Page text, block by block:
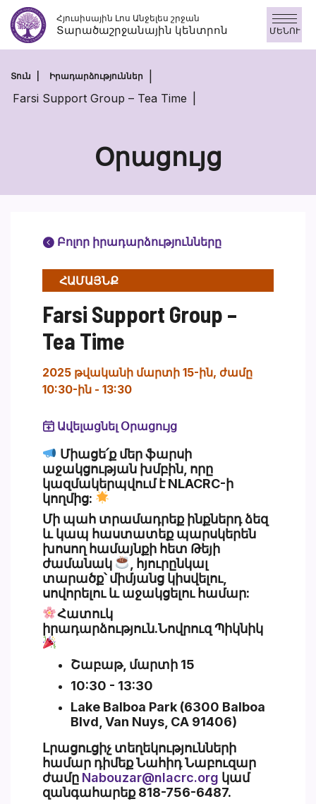
Անցնել
բովանդակությանըՀյուսիսային Լոս Անջելես շրջան
Տարածաշրջանային կենտրոն ՄԵՆՈՒ
Տուն Իրադարձություններ
Farsi Support Group – Tea Time
Օրացույց
Բոլոր իրադարձությունները
ՀԱՄԱՅՆՔ
Farsi Support Group –
Tea Time
2025 թվականի մարտի 15-ին, ժամը
10:30-ին - 13:30
Ավելացնել Օրացույց
Section heading
Միացե՛ք մեր ֆարսի
աջակցության խմբին, որը
կազմակերպվում է NLACRC-ի
կողմից:
Մի պահ տրամադրեք ինքներդ ձեզ
և կապ հաստատեք պարսկերեն
խոսող համայնքի հետ Թեյի
ժամանակ
, հյուրընկալ
տարածք՝ միմյանց կիսվելու,
սովորելու և աջակցելու համար:
Հատուկ
իրադարձություն.Նովրուզ Պիկնիկ
Շաբաթ, մարտի 15
10:30 - 13:30
Lake Balboa Park (6300 Balboa
Blvd, Van Nuys, CA 91406)
Լրացուցիչ տեղեկությունների
համար դիմեքՆահիդ Նաբուզար
ժամը Nabouzar@nlacrc.org կամ
զանգահարեք818-756-6487.